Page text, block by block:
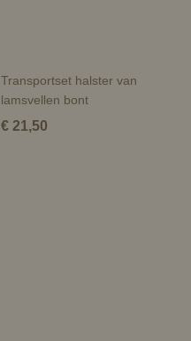
Transportset halster van
lamsvellen bont
€ 21,50